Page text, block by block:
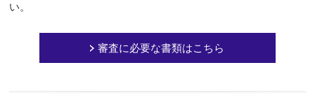
い。
審査に必要な書類はこちら